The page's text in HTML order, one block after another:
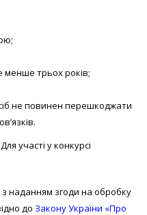
менше трьох років;
не повинен перешкоджати
Для участі у конкурсі
з наданням згоди на обробку
до Закону України «Про